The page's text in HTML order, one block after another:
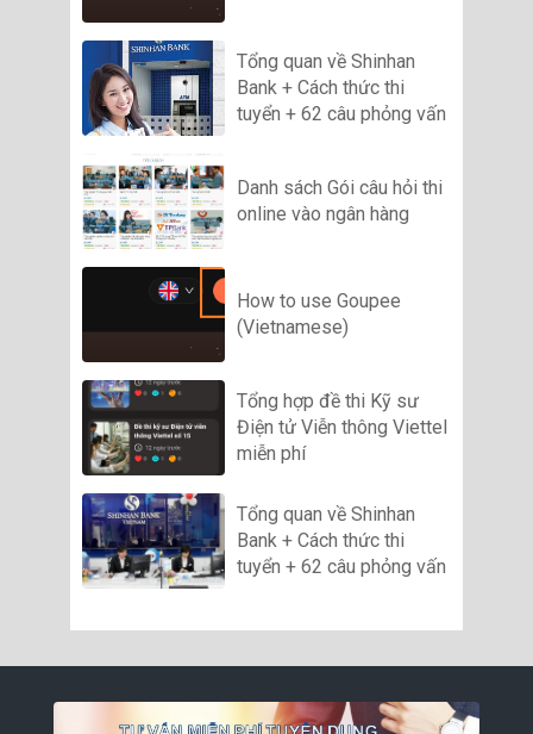
Tổng quan về Shinhan
Bank + Cách thức thi
tuyển + 62 câu phỏng vấn
Danh sách Gói câu hỏi thi
online vào ngân hàng
How to use Goupee
(Vietnamese)
Tổng hợp đề thi Kỹ sư
Điện tử Viễn thông Viettel
miễn phí
Tổng quan về Shinhan
Bank + Cách thức thi
tuyển + 62 câu phỏng vấn